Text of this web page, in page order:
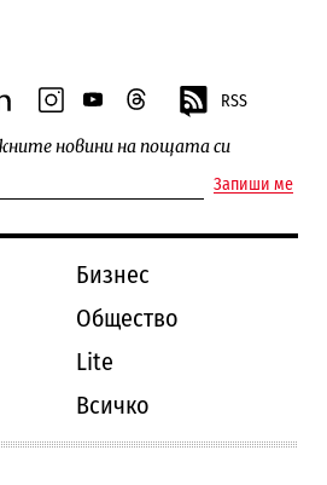
instagram
youtubethreads RSS
новини на пощата си
Запиши ме
Бизнес
Общество
Lite
Всичко